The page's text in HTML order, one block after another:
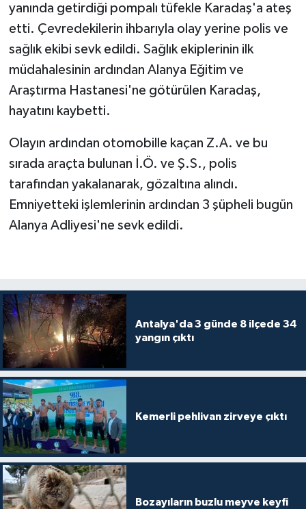
yanında getirdiği pompalı tüfekle Karadaş'a ateş
etti. Çevredekilerin ihbarıyla olay yerine polis ve
sağlık ekibi sevk edildi. Sağlık ekiplerinin ilk
müdahalesinin ardından Alanya Eğitim ve
Araştırma Hastanesi'ne götürülen Karadaş,
hayatını kaybetti.
Olayın ardından otomobille kaçan Z.A. ve bu
sırada araçta bulunan İ.Ö. ve Ş.S., polis
tarafından yakalanarak, gözaltına alındı.
Emniyetteki işlemlerinin ardından 3 şüpheli bugün
Alanya Adliyesi'ne sevk edildi.
Antalya'da 3 günde 8 ilçede 34
yangın çıktı
Kemerli pehlivan zirveye çıktı
Bozayıların buzlu meyve keyfi
Yaşam